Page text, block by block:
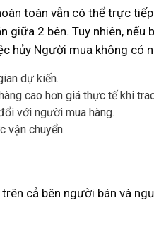
toàn vẫn có thể trực
2 bên. Tuy nhiên,
hủy Người mua không có
dự kiến.
cao hơn giá thực tế khi
với người mua hàng.
vận chuyển.
cả bên người bán và